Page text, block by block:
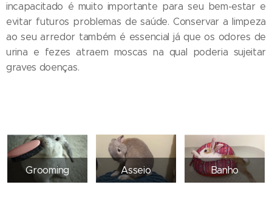
incapacitado é muito importante para seu bem-estar e
evitar futuros problemas de saúde. Conservar a limpeza
ao seu arredor também é essencial já que os odores de
urina e fezes atraem moscas na qual poderia sujeitar
graves doenças.
Grooming Asseio Banho